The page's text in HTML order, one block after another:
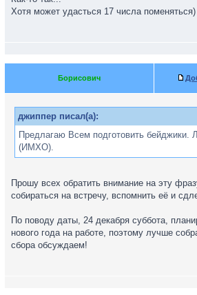
Хотя может удасться 17 числа поменяться)
Борисович
джиппер писал(а):
Предлагаю Всем подготовить бейджики.
(ИМХО).
Прошу всех обратить внимание на эту
собираться на встречу, вспомнить её и
По поводу даты, 24 декабря суббота,
нового года на работе, поэтому лучше
сбора обсуждаем!